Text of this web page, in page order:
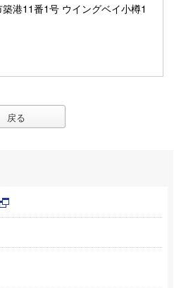
港11番1号 ウイングベイ小樽1
戻る